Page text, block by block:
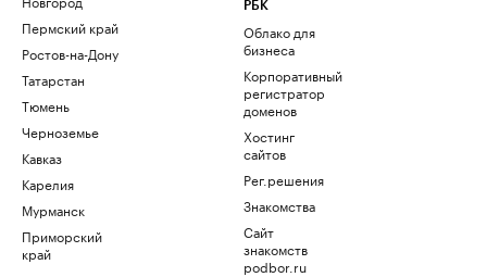
Пермский край
Ростов-на-Дону
Татарстан
Тюмень
Черноземье
Кавказ
Карелия
Мурманск
Приморский
край
РБК
Облако для
бизнеса
Корпоративный
регистратор
доменов
Хостинг
сайтов
Рег.решения
Знакомства
Сайт
знакомств
podbor.ru